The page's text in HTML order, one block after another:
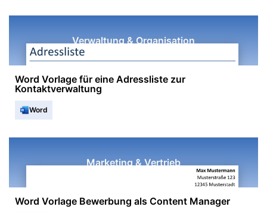
Verwaltung & Organisation
Word Vorlage für eine Adressliste zur
Kontaktverwaltung
Word
Marketing & Vertrieb
Word Vorlage Bewerbung als Content Manager